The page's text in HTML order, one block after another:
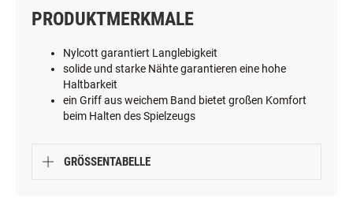
PRODUKTMERKMALE
Nylcott garantiert Langlebigkeit
solide und starke Nähte garantieren eine hohe
Haltbarkeit
ein Griff aus weichem Band bietet großen Komfort
beim Halten des Spielzeugs
GRÖSSENTABELLE